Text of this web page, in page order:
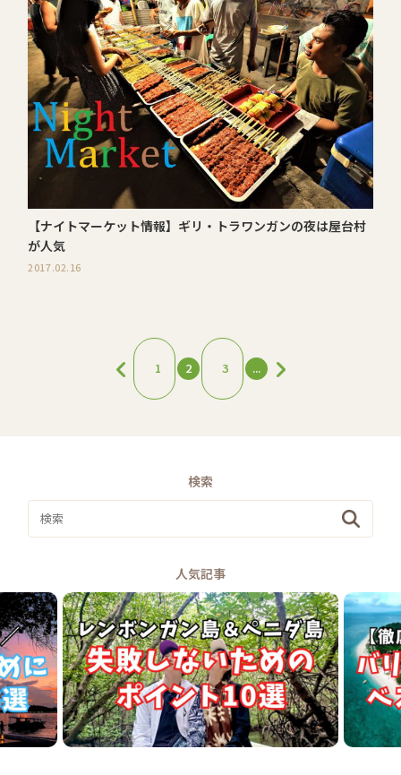
【ナイトマーケット情報】ギリ・トラワンガンの夜は屋台村
が人気
2017.02.16
1 2 3 ...
検索
人気記事